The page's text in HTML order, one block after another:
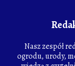
Nasz zespół
ogrodu, urody,